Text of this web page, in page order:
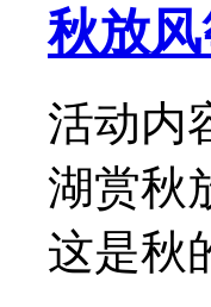
秋放
活动内
湖赏秋
这是秋